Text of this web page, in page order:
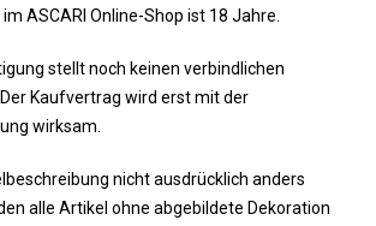
ASCARI Online-Shop ist 18 Jahre.
stellt noch keinen verbindlichen
Kaufvertrag wird erst mit der
wirksam.
nicht ausdrücklich anders
alle Artikel ohne abgebildete Dekoration